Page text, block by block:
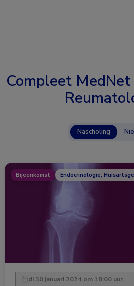
Compleet
Nascholing
Bijeenkomst Endocrinologie,
di 30 januari 2024 om 18:00 uur